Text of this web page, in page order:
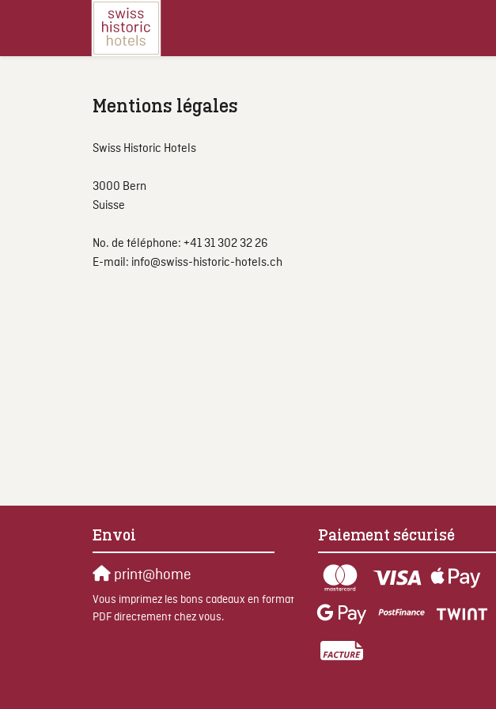
Mentions légales
Swiss Historic Hotels
3000 Bern
Suisse
No. de téléphone: +41 31 302 32 26
E-mail: info@swiss-historic-hotels.ch
Envoi
print@home
Vous imprimez les bons cadeaux en format
PDF directement chez vous.
Paiement sécurisé